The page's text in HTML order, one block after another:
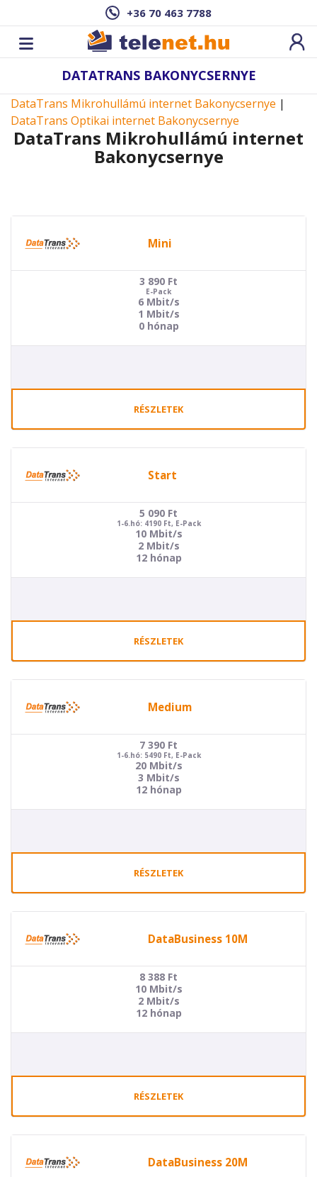
+36 70 463 7788
DATATRANS BAKONYCSERNYE
DataTrans Mikrohullámú internet Bakonycsernye |
DataTrans Optikai internet Bakonycsernye
DataTrans Mikrohullámú internet
Bakonycsernye
Mini
3 890 Ft
E-Pack
6 Mbit/s
1 Mbit/s
0 hónap
RÉSZLETEK
Start
5 090 Ft
1-6.hó: 4190 Ft, E-Pack
10 Mbit/s
2 Mbit/s
12 hónap
RÉSZLETEK
Medium
7 390 Ft
1-6.hó: 5490 Ft, E-Pack
20 Mbit/s
3 Mbit/s
12 hónap
RÉSZLETEK
DataBusiness 10M
8 388 Ft
10 Mbit/s
2 Mbit/s
12 hónap
RÉSZLETEK
DataBusiness 20M